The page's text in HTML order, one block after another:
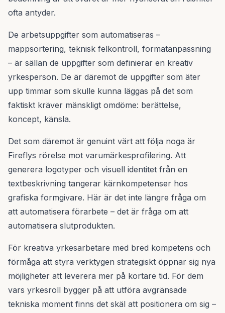
ofta antyder.
De arbetsuppgifter som automatiseras –
mappsortering, teknisk felkontroll, formatanpassning
– är sällan de uppgifter som definierar en kreativ
yrkesperson. De är däremot de uppgifter som äter
upp timmar som skulle kunna läggas på det som
faktiskt kräver mänskligt omdöme: berättelse,
koncept, känsla.
Det som däremot är genuint värt att följa noga är
Fireflys rörelse mot varumärkesprofilering. Att
generera logotyper och visuell identitet från en
textbeskrivning tangerar kärnkompetenser hos
grafiska formgivare. Här är det inte längre fråga om
att automatisera förarbete – det är fråga om att
automatisera slutprodukten.
För kreativa yrkesarbetare med bred kompetens och
förmåga att styra verktygen strategiskt öppnar sig nya
möjligheter att leverera mer på kortare tid. För dem
vars yrkesroll bygger på att utföra avgränsade
tekniska moment finns det skäl att positionera om sig –